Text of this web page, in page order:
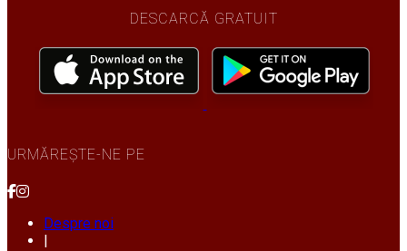
DESCARCĂ GRATUIT
URMĂREȘTE-NE PE
Despre noi
|